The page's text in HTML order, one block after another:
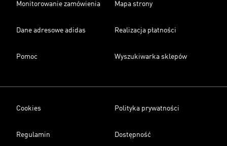
Monitorowanie zamówienia Mapa strony
Dane adresowe adidas Realizacja płatności
Pomoc Wyszukiwarka sklepów
Cookies Polityka prywatności
Regulamin Dostępność